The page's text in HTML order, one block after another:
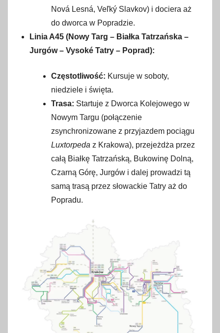
Nová Lesná, Veľký Slavkov) i dociera aż
do dworca w Popradzie.
Linia A45 (Nowy Targ – Białka Tatrzańska –
Jurgów – Vysoké Tatry – Poprad):
Częstotliwość: Kursuje w soboty,
niedziele i święta.
Trasa: Startuje z Dworca Kolejowego w
Nowym Targu (połączenie
zsynchronizowane z przyjazdem pociągu
Luxtorpeda z Krakowa), przejeżdża przez
całą Białkę Tatrzańską, Bukowinę Dolną,
Czarną Górę, Jurgów i dalej prowadzi tą
samą trasą przez słowackie Tatry aż do
Popradu.